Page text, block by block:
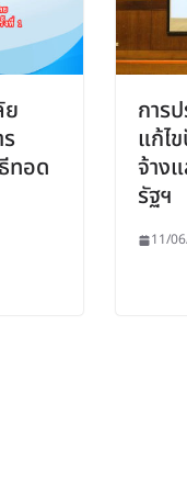
ย
ทอด
การ
แก้ไ
จ้าง
รัฐฯ
11/